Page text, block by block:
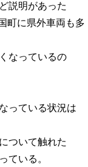
説明があった
町に県外車両も多
なっているの
っている状況は
ついて触れた
ている。